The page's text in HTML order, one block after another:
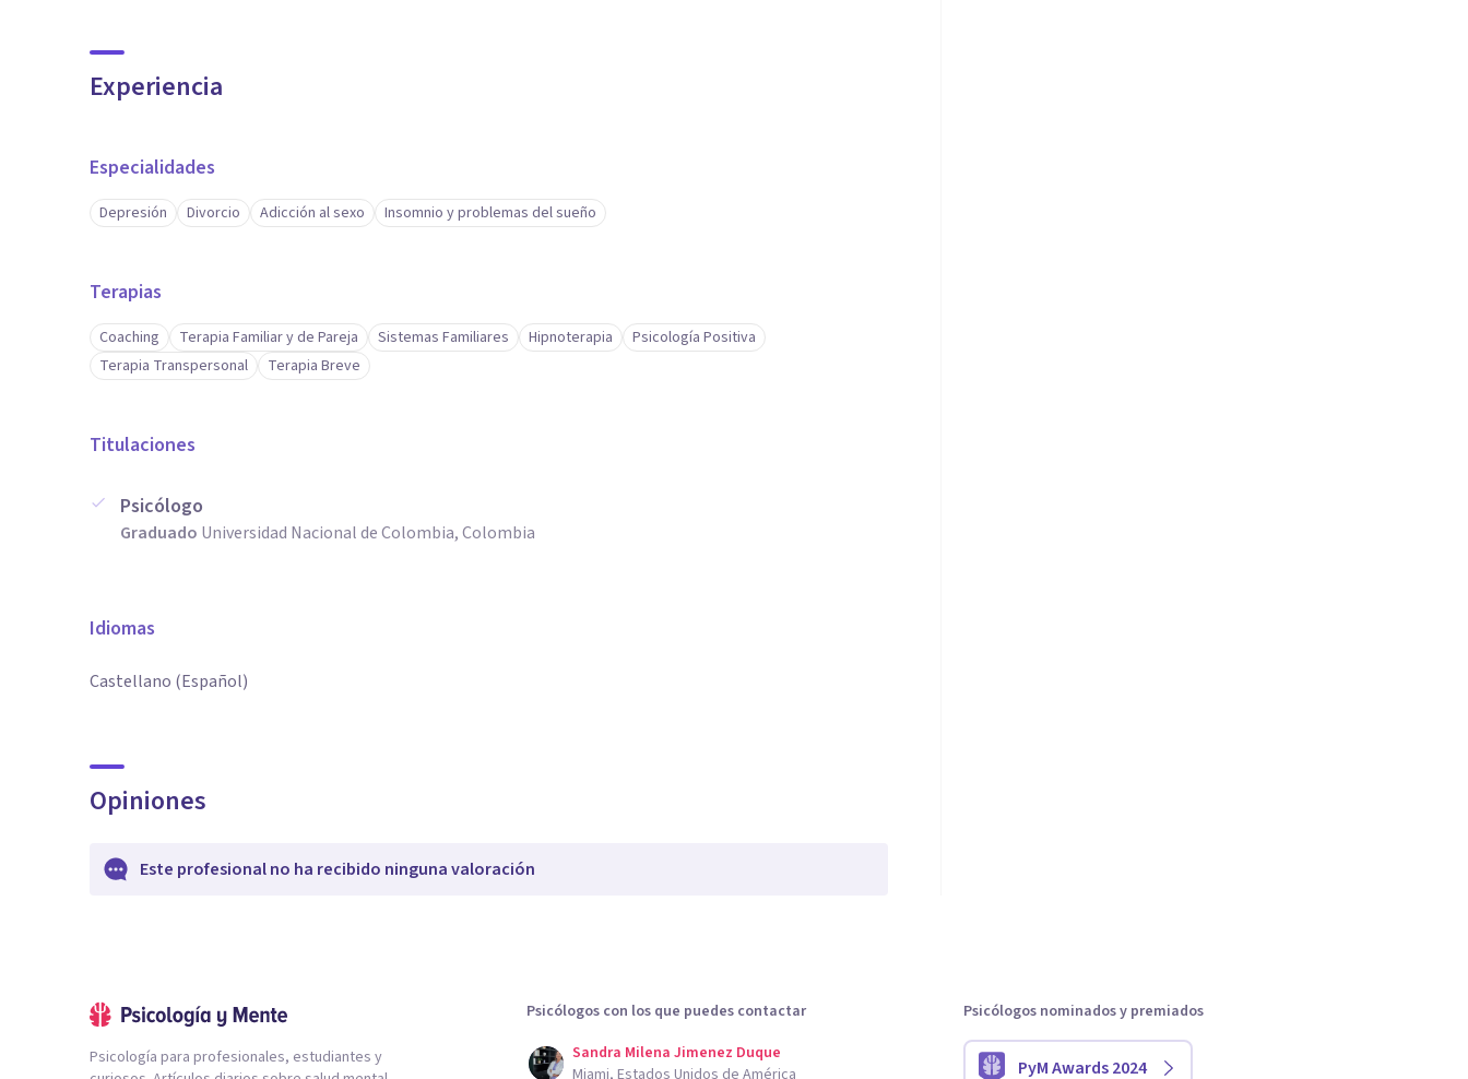
Experiencia
Especialidades
Depresión Divorcio Adicción al sexo Insomnio y problemas del sueño
Terapias
Coaching Terapia Familiar y de Pareja Sistemas Familiares Hipnoterapia
Psicología Positiva
Terapia Transpersonal
Terapia Breve
Titulaciones
Psicólogo
Graduado Universidad Nacional de Colombia, Colombia
Idiomas
Castellano (Español)
Opiniones
Este profesional no ha recibido ninguna valoración
Psicología para profesionales, estudiantes y
Psicólogos con los que puedes contactar
Sandra Milena Jimenez Duque
Miami, Estados Unidos de América
Psicólogos nominados y premiados
PyM Awards 2024